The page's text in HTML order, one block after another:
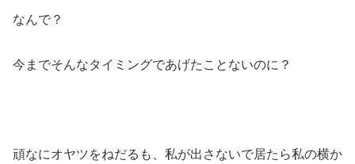
なんで？
今までそんなタイミングであげたことないのに？
頑なにオヤツをねだるも、私が出さないで居たら私の横か